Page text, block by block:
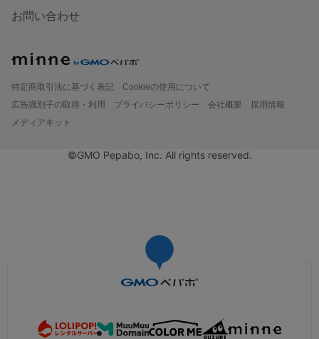
お問い合わせ
特定商取引法に基づく表記
Cookieの使用について
広告識別子の取得・利用
プライバシーポリシー 会社概要
採用情報
メディアキット
©GMO Pepabo, Inc. All rights reserved.